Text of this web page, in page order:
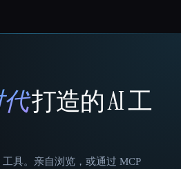
打造的 AI 工
具。亲自浏览，或通过 MCP